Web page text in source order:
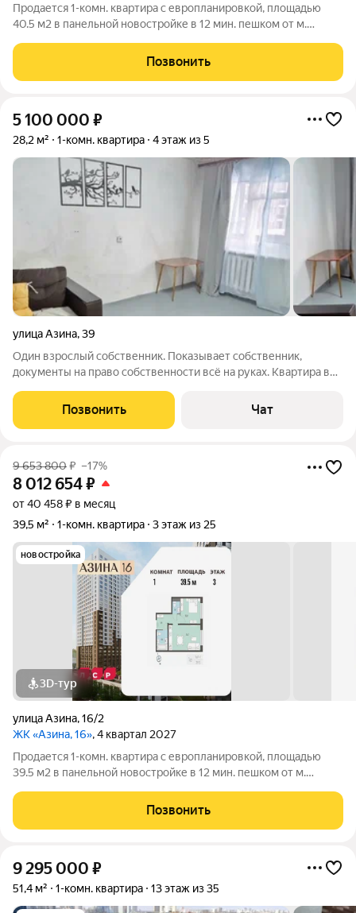
Продается 1-комн. квартира с европланировкой, площадью
40.5 м2 в панельной новостройке в 12 мин. пешком от м.
ипотечных средств, есть военная ипотека. Жилая площадь 13.5
м2, кухня 16.9 м2, отделка
Позвонить
5 100 000 ₽
28,2 м² 1-комн. квартира 4 этаж из 5
улица Азина,39
Один взрослый собственник. Показывает собственник,
документы на право собственности всё на руках. Квартира в
и техника остаются. Простая кухня остаётся. Ремонт
косметический, не евро квартира.
Позвонить Чат
9 653 800₽ –17%
8 012 654₽
от 40 458 ₽ в месяц
39,5 м²
1-комн. квартира 3 этаж из 25
новостройка
3D-тур
улица Азина,16/2
ЖК «Азина, 16», 4 квартал 2027
Продается 1-комн. квартира с европланировкой, площадью
39.5 м2 в панельной новостройке в 12 мин. пешком от м.
ипотечных средств, есть военная ипотека. Жилая площадь 10.4
м2, кухня 16.7 м2, отделка
Позвонить
9 295 000 ₽
51,4 м² 1-комн. квартира 13 этаж из 35